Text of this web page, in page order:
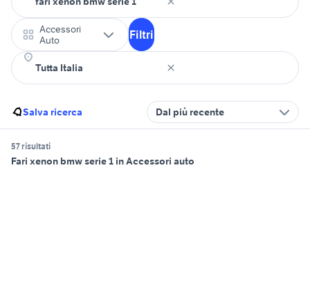
Accessori
Auto
Filtri
Salva ricerca Dal più recente
57 risultati
Fari xenon bmw serie 1 in Accessori auto